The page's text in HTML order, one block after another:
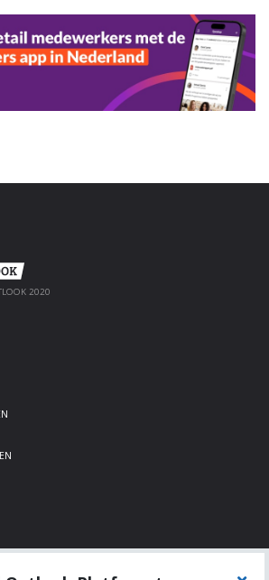
2020